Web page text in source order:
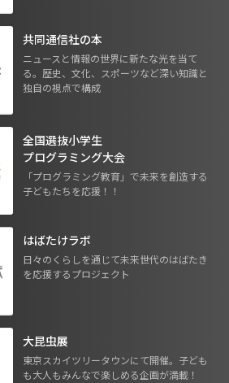
共同通信社の本
ニュースと情報の世界に新たな光を当て
る。歴史、文化、スポーツなど深い知識と
独自の視点で構成
全国選抜小学生
プログラミング大会
「プログラミング教育」で未来を創造する
子どもたちを応援！！
はばたけラボ
日々のくらしを通じて未来世代のはばたき
を応援するプロジェクト
大昆虫展
東京スカイツリータウンにて開催。子ども
も大人もみんなで楽しめる企画が満載！